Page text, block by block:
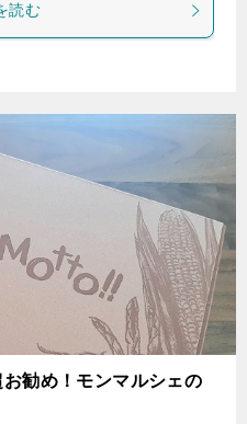
読む
勧め！モンマルシェの